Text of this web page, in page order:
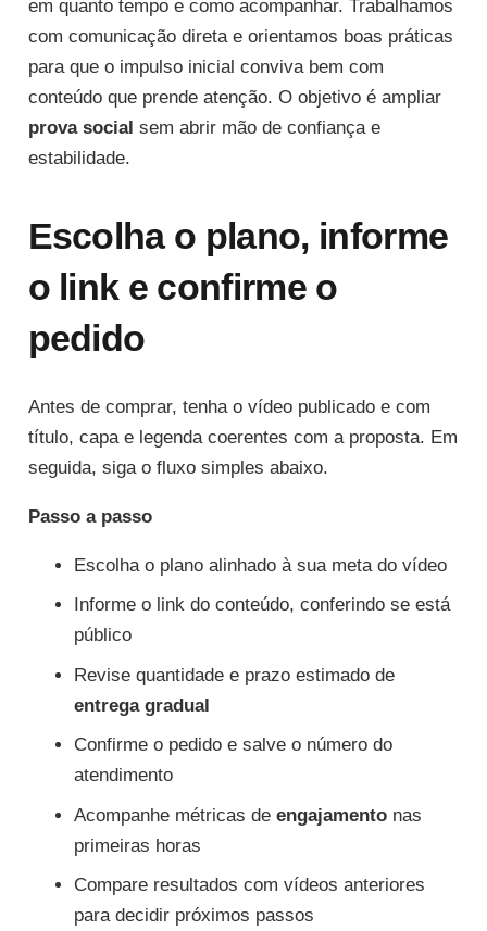
em quanto tempo e como acompanhar. Trabalhamos
com comunicação direta e orientamos boas práticas
para que o impulso inicial conviva bem com
conteúdo que prende atenção. O objetivo é ampliar
prova social sem abrir mão de confiança e
estabilidade.
Escolha o plano, informe
o link e confirme o
pedido
Antes de comprar, tenha o vídeo publicado e com
título, capa e legenda coerentes com a proposta. Em
seguida, siga o fluxo simples abaixo.
Passo a passo
Escolha o plano alinhado à sua meta do vídeo
Informe o link do conteúdo, conferindo se está
público
Revise quantidade e prazo estimado de
entrega gradual
Confirme o pedido e salve o número do
atendimento
Acompanhe métricas de engajamento nas
primeiras horas
Compare resultados com vídeos anteriores
para decidir próximos passos